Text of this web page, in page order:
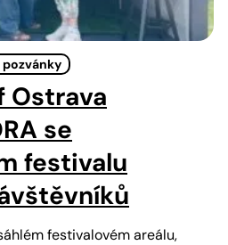
pozvánky
Ostrava
se
festivalu
festivalovém areálu,